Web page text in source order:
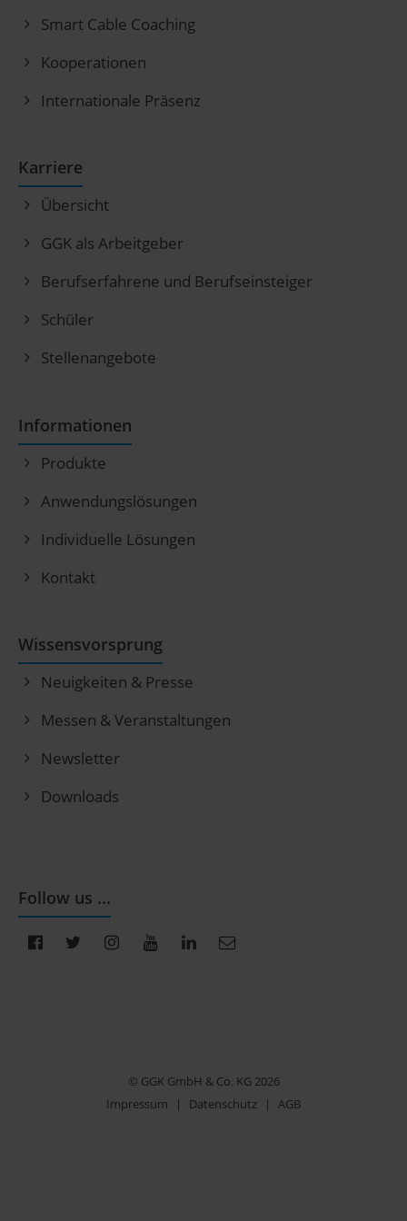
Smart Cable Coaching
Kooperationen
Internationale Präsenz
Karriere
Übersicht
GGK als Arbeitgeber
Berufserfahrene und Berufseinsteiger
Schüler
Stellenangebote
Informationen
Produkte
Anwendungslösungen
Individuelle Lösungen
Kontakt
Wissensvorsprung
Neuigkeiten & Presse
Messen & Veranstaltungen
Newsletter
Downloads
Follow us ...
© GGK GmbH & Co. KG 2026
Impressum
| Datenschutz | AGB